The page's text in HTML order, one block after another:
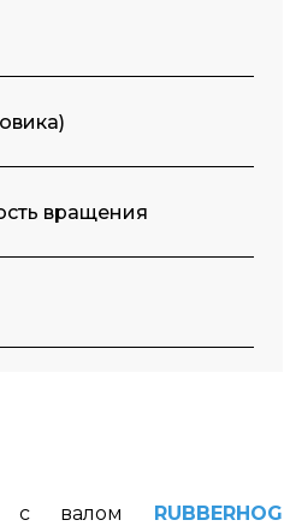
вращения
с валом RUBBERHOG